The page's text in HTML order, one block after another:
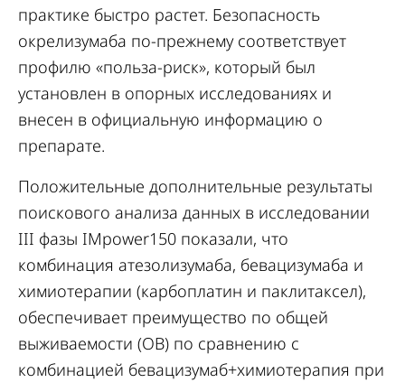
практике быстро растет. Безопасность
окрелизумаба по-прежнему соответствует
профилю «польза-риск», который был
установлен в опорных исследованиях и
внесен в официальную информацию о
препарате.
Положительные дополнительные результаты
поискового анализа данных в исследовании
III фазы IMpower150 показали, что
комбинация атезолизумаба, бевацизумаба и
химиотерапии (карбоплатин и паклитаксел),
обеспечивает преимущество по общей
выживаемости (ОВ) по сравнению с
комбинацией бевацизумаб+химиотерапия при